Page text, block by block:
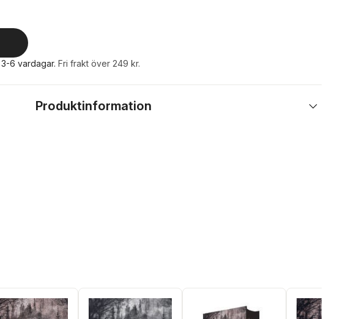
3-6 vardagar. Fri frakt över 249 kr.
Produktinformation